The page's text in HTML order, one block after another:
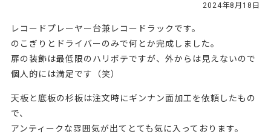
2024年8月18日
レコードプレーヤー台兼レコードラックです。
のこぎりとドライバーのみで何とか完成しました。
扉の装飾は最低限のハリボテですが、外からは見えないので
個人的には満足です（笑）
天板と底板の杉板は注文時にギンナン面加工を依頼したもの
で、
アンティークな雰囲気が出てとても気に入っております。